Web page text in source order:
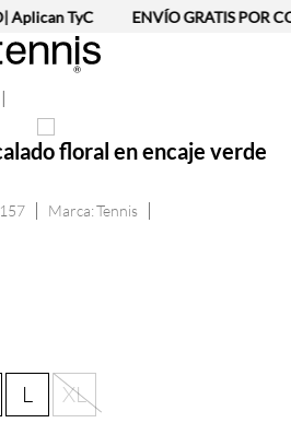
Aplican TyC ENVÍO GRATIS POR
floral en encaje verde
Tennis
L XL